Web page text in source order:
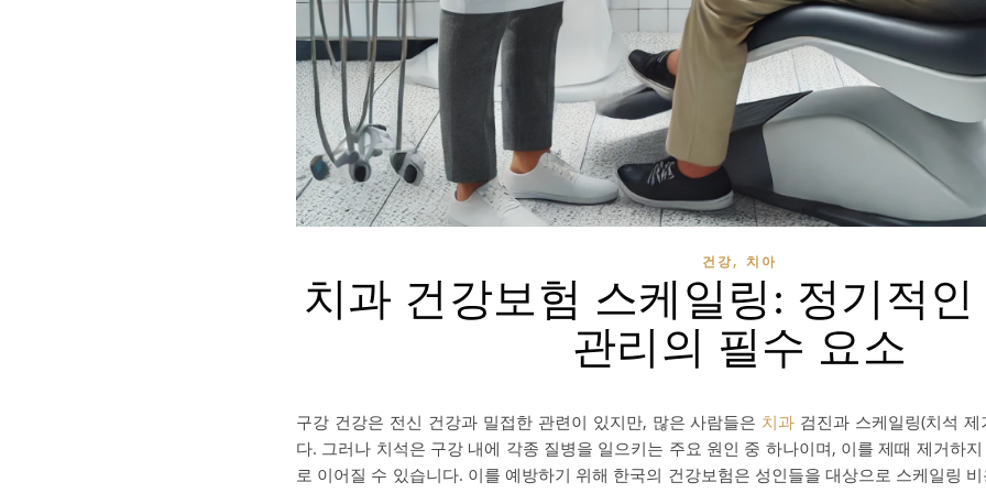
건강, 치아
치과 건강보험 스케일링: 정기적
관리의 필수 요소
구강 건강은 전신 건강과 밀접한 관련이 있지만, 많은 사람들은 치과 검진과 스케일링(치석
다. 그러나 치석은 구강 내에 각종 질병을 일으키는 주요 원인 중 하나이며, 이를 제때 제거하
로 이어질 수 있습니다. 이를 예방하기 위해 한국의 건강보험은 성인들을 대상으로 스케일링